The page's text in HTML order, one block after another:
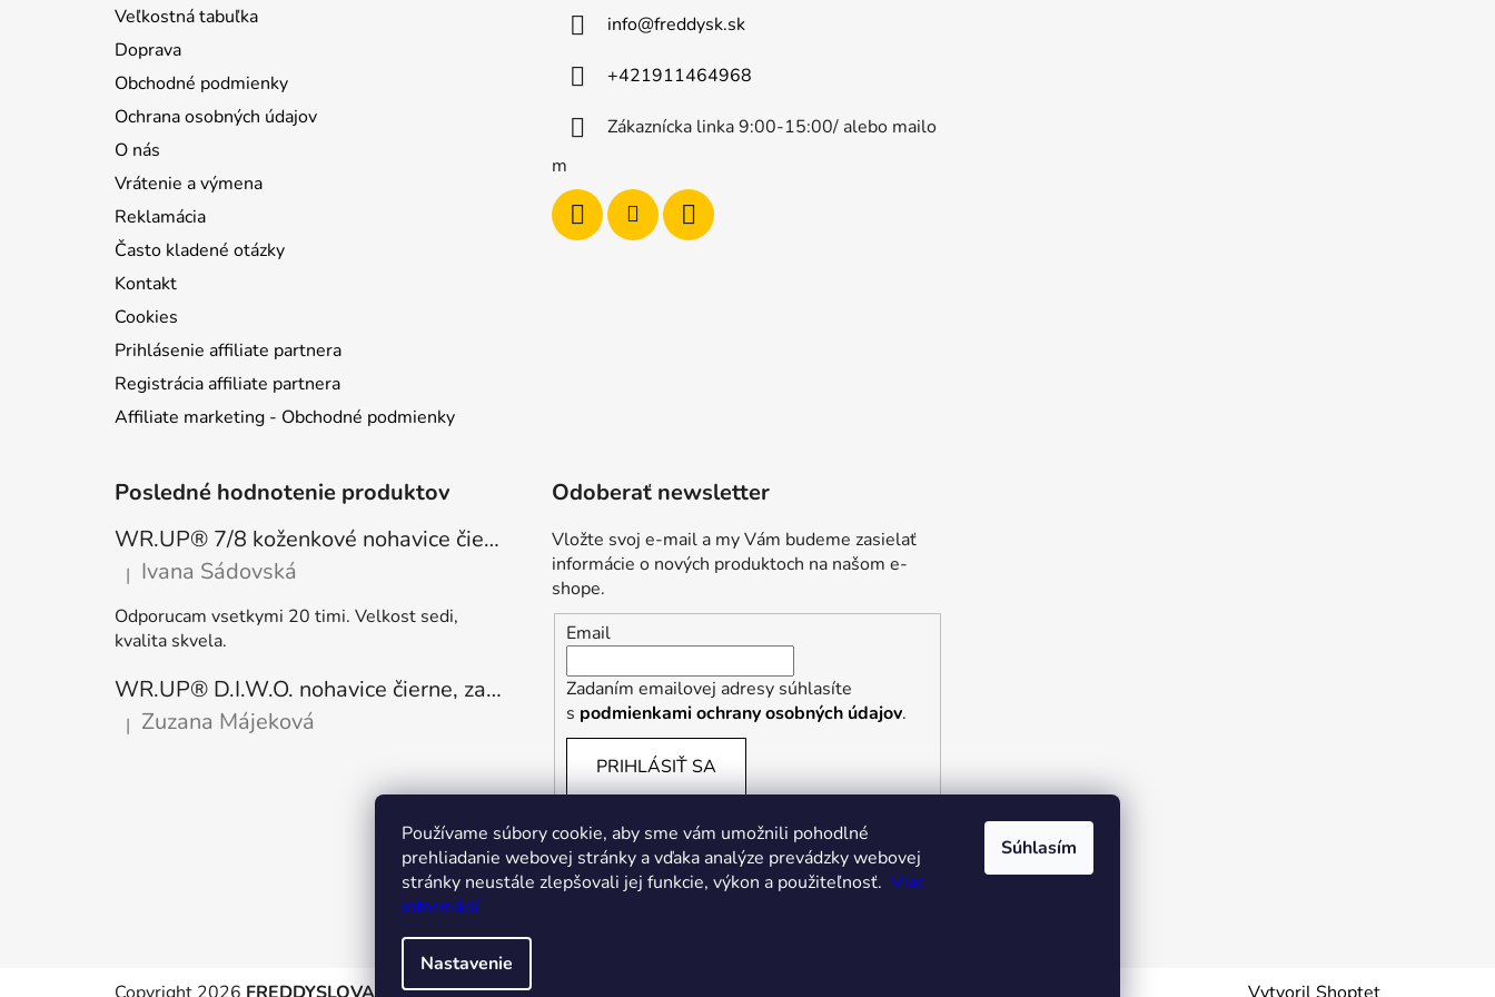
Používame súbory cookie, aby sme vám umožnili pohodlné
prehliadanie webovej stránky a vďaka analýze prevádzky webovej
stránky neustále zlepšovali jej funkcie, výkon a použiteľnosť. Viac
informácií
Nastavenie
Súhlasím
p
v
Veľkostná tabuľka
Doprava
Obchodné podmienky
Ochrana osobných údajov
O nás
Vrátenie a výmena
Reklamácia
Často kladené otázky
Kontakt
Cookies
Prihlásenie affiliate partnera
Registrácia affiliate partnera
Affiliate marketing - Obchodné podmienky
info@freddysk.sk
+421911464968
Zákaznícka linka 9:00-15:00/ alebo mailo
m
Posledné hodnotenie produktov
WR.UP® 7/8 koženkové nohavice čierne, vysoký pás RE(MOVE) WRUP4HC006PREC, N
Hodnotenie produktu je 5 z 5 hviezdičiek.
| Ivana Sádovská
Odporucam vsetkymi 20 timi. Velkost sedi,
kvalita skvela.
WR.UP® D.I.W.O. nohavice čierne, zateplené, regular pás, WRUP1RF444, N
Hodnotenie produktu je 5 z 5 hviezdičiek.
| Zuzana Májeková
Odoberať newsletter
Vložte svoj e-mail a my Vám budeme zasielať
informácie o nových produktoch na našom e-
shope.
Email
Zadaním emailovej adresy súhlasíte
s podmienkami ochrany osobných údajov.
PRIHLÁSIŤ SA